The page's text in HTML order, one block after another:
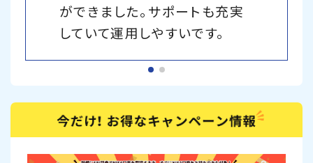
ができました。サポートも充実
していて運用しやすいです。